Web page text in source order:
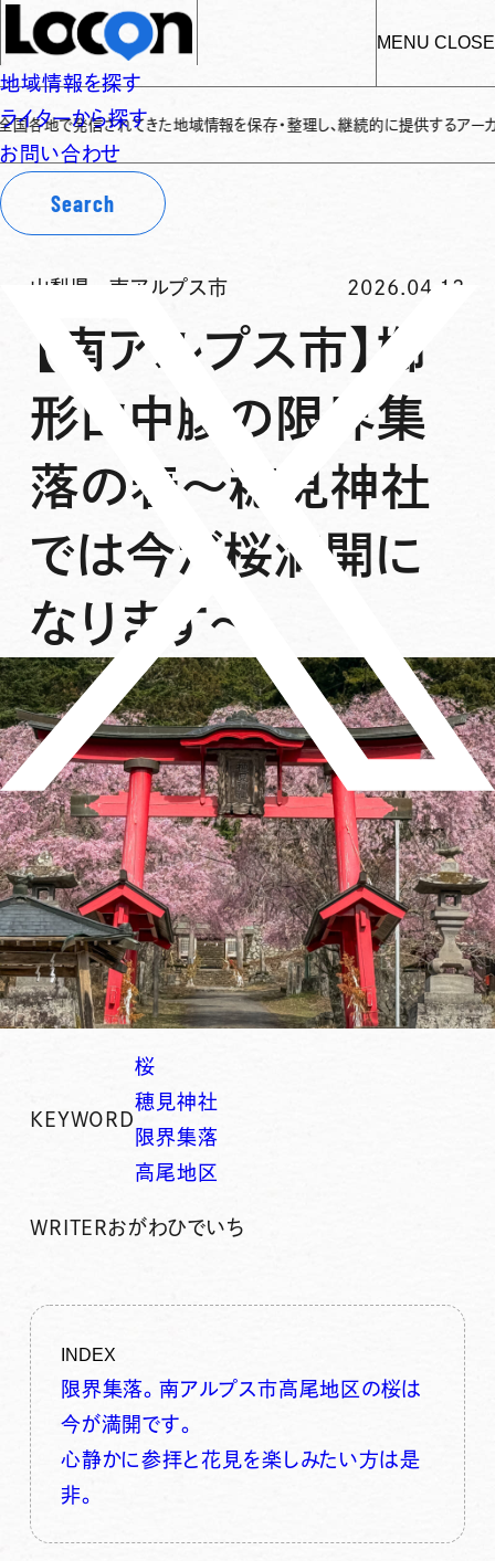
MENU CLOSE
地域情報を探す
ライターから探す
お問い合わせ
Search
されてきた地域情報を保存・整理し、継続的に提供するアーカイブサイトで
山梨県 -南アルプス市 2026.04.12
【南アルプス市】櫛
形山中腹の限界集
落の春〜穂見神社
では今が桜満開に
なります〜
KEYWORD
桜
穂見神社
限界集落
高尾地区
WRITERおがわひでいち
INDEX
限界集落。南アルプス市高尾地区の桜は
今が満開です。
心静かに参拝と花見を楽しみたい方は是
非。